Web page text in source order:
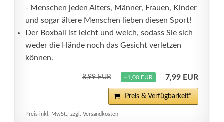
- Menschen jeden Alters, Männer, Frauen, Kinder
und sogar ältere Menschen lieben diesen Sport!
Der Boxball ist leicht und weich, sodass Sie sich
weder die Hände noch das Gesicht verletzen
können.
8,99 EUR −1,00 EUR 7,99 EUR
Preis & Verfügbarkeit*
Preis inkl. MwSt., zzgl. Versandkosten